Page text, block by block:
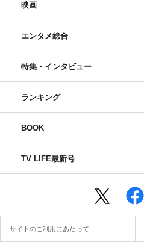
映画
エンタメ総合
特集・インタビュー
ランキング
BOOK
TV LIFE最新号
サイトのご利用にあたって